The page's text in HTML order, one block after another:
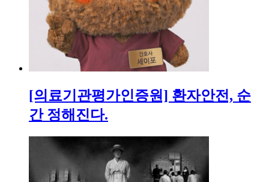
[의료기관평가인증원] 환자안전, 순
간 정해진다.